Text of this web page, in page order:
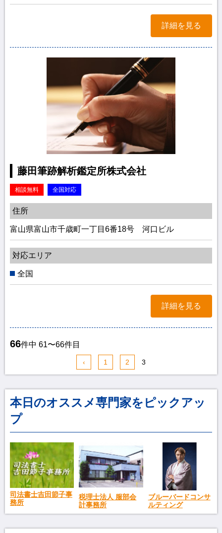
詳細を見る
藤田筆跡解析鑑定所株式会社
相談無料 全国対応
住所
富山県富山市千歳町一丁目6番18号 河口ビル
対応エリア
全国
詳細を見る
66件中 61〜66件目
‹ 1 2 3
本日のオススメ専門家をピックアッ
プ
司法書士吉田節子事
務所
税理士法人 服部会
計事務所
ブルーバードコンサ
ルティング